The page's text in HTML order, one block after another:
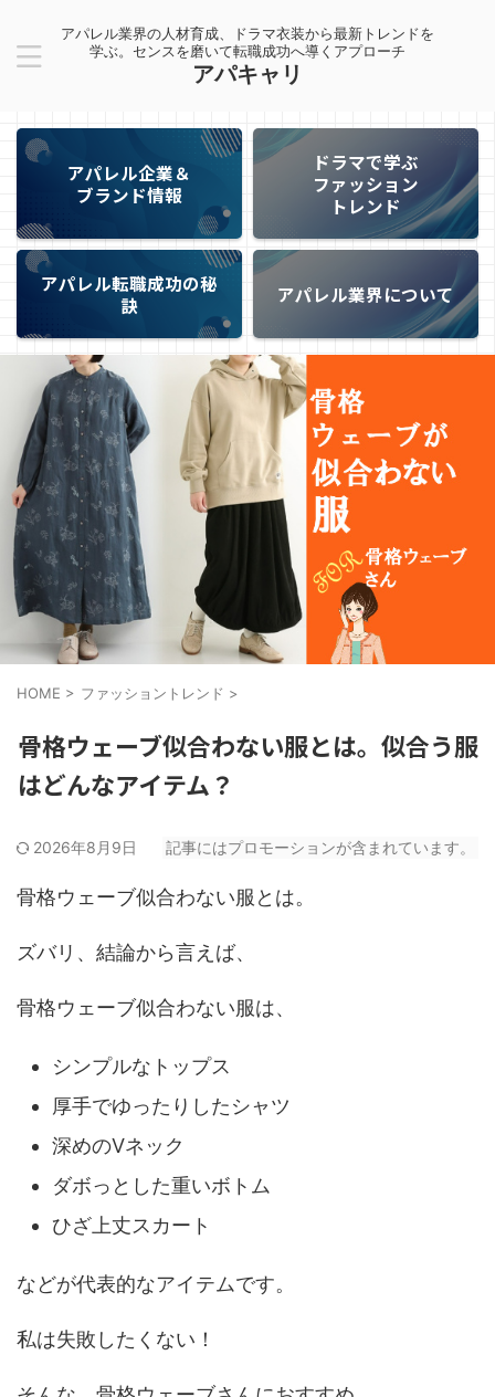
アパレル業界の人材育成、ドラマ衣装から最新トレンドを
学ぶ。センスを磨いて転職成功へ導くアプローチ
アパキャリ
アパレル企業＆
ブランド情報
ドラマで学ぶ
ファッション
トレンド
アパレル転職成功の秘
訣
アパレル業界について
HOME > ファッショントレンド >
骨格ウェーブ似合わない服とは。似合う服
はどんなアイテム？
2026年8月9日 記事にはプロモーションが含まれています。
骨格ウェーブ似合わない服とは。
ズバリ、結論から言えば、
骨格ウェーブ似合わない服は、
シンプルなトップス
厚手でゆったりしたシャツ
深めのVネック
ダボっとした重いボトム
ひざ上丈スカート
などが代表的なアイテムです。
私は失敗したくない！